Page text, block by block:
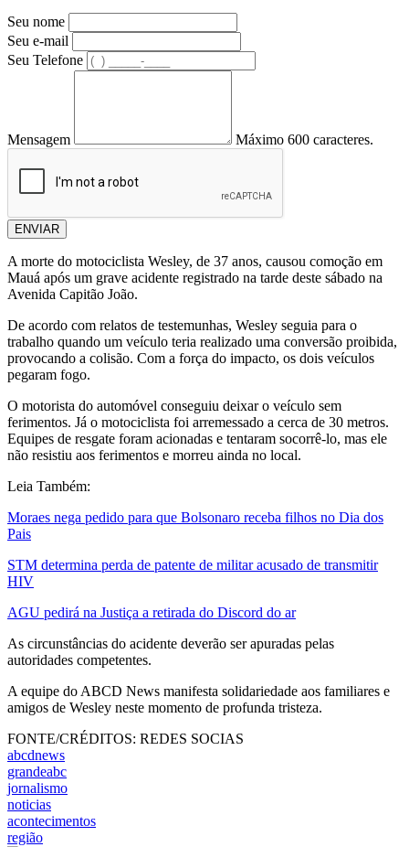
Seu nome
Seu e-mail
Seu Telefone
Mensagem Máximo 600 caracteres.
ENVIAR
A morte do motociclista Wesley, de 37 anos, causou comoção em
Mauá após um grave acidente registrado na tarde deste sábado na
Avenida Capitão João.
De acordo com relatos de testemunhas, Wesley seguia para o
trabalho quando um veículo teria realizado uma conversão proibida,
provocando a colisão. Com a força do impacto, os dois veículos
pegaram fogo.
O motorista do automóvel conseguiu deixar o veículo sem
ferimentos. Já o motociclista foi arremessado a cerca de 30 metros.
Equipes de resgate foram acionadas e tentaram socorrê-lo, mas ele
não resistiu aos ferimentos e morreu ainda no local.
Leia Também:
Moraes nega pedido para que Bolsonaro receba filhos no Dia dos
Pais
STM determina perda de patente de militar acusado de transmitir
HIV
AGU pedirá na Justiça a retirada do Discord do ar
As circunstâncias do acidente deverão ser apuradas pelas
autoridades competentes.
A equipe do ABCD News manifesta solidariedade aos familiares e
amigos de Wesley neste momento de profunda tristeza.
FONTE/CRÉDITOS: REDES SOCIAS
abcdnews
grandeabc
jornalismo
noticias
acontecimentos
região